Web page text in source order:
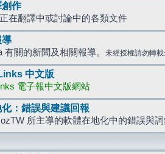
作
在翻譯中或討論中的各類文件
導
有關的新聞及相關報導。 未經授權請勿轉
中文版
電子報中文版網站
：錯誤與建議回報
所主導的軟體在地化中的錯誤與